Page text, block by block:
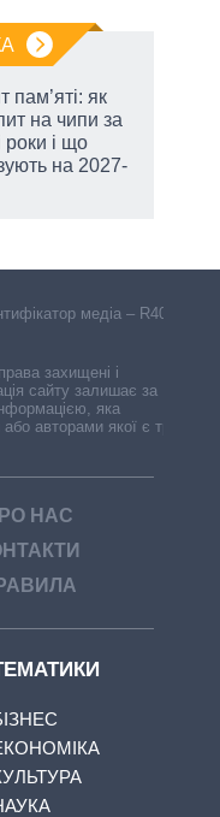
пам’яті: як
на чипи за
роки і що
на 2027-
медіа – R40-
захищені і
сайту залишає за
яка
авторами якої є треті
НАС